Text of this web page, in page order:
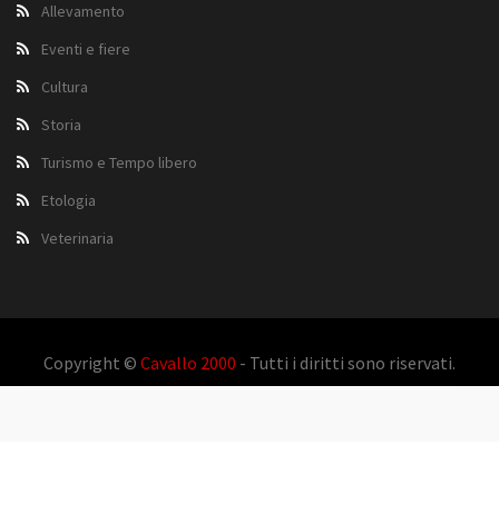
Allevamento
Eventi e fiere
Cultura
Storia
Turismo e Tempo libero
Etologia
Veterinaria
Copyright © Cavallo 2000 - Tutti i diritti sono riservati.